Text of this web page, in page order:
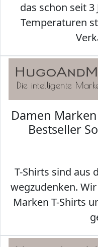
das schon seit 3
Temperaturen
Damen
Bestseller
T-Shirts sind aus
wegzudenken.
Marken T-Shirts